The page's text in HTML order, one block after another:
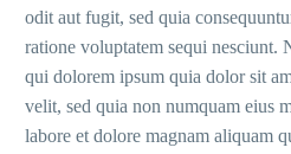
odit aut fugit, sed quia
ratione voluptatem sequi nesciunt.
qui dolorem ipsum quia dolor sit
velit, sed quia non numquam eius
labore et dolore magnam aliquam